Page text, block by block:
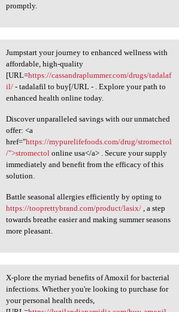
promptly.
your journey to
Jumpstart your journey to enhanced wellness with
affordable, high-quality
[URL=https://cassandraplummer.com/drugs/tadalaf
il/- tadalafil to buy[/URL - . Explore your path to
enhanced health online today.
Discover unparalleled savings with our unmatched
offer: <a
href="https://mypurelifefoods.com/drug/stromectol
/">stromectolonline usa</a> . Secure your supply
immediately and benefit from the efficacy of this
solution.
Battle seasonal allergies efficiently by opting to
https://tooprettybrand.com/product/lasix/, a step
towards breathe easier and making summer seasons
more pleasant.
plore the myriad benefits
X-plore the myriad benefits of Amoxil for bacterial
infections. Whether you're looking to purchase for
your personal health needs,